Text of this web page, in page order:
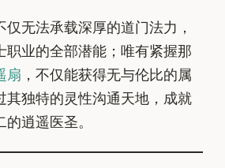
无法承载深厚的道门法力，
职业的全部潜能；唯有紧握那
扇 ，不仅能获得无与伦比的属
其独特的灵性沟通天地，成就
逍遥医圣。